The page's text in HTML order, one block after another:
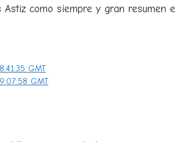
como siempre y gran resumen
GMT
GMT